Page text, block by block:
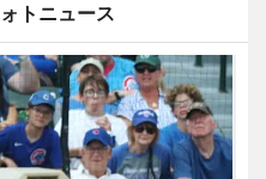
トニュース